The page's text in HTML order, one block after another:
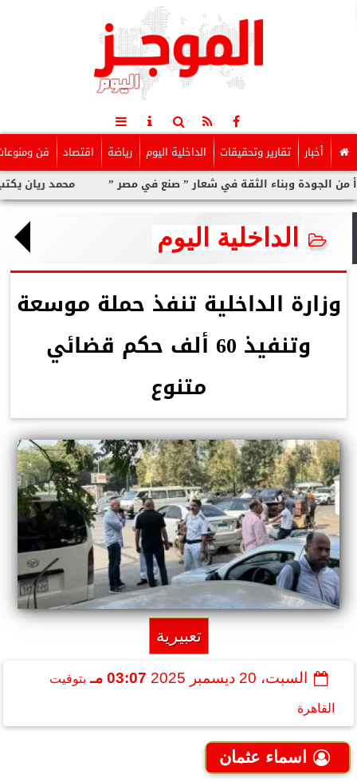
أخبار تقارير وتحقيقات الداخلية اليوم رياضة اقتصاد فن
محمد ريان يكتب: ماالذى وبناء الثقة في شعار ” صنع في مصر ”
الداخلية اليوم
وزارة الداخلية تنفذ حملة موسعة
وتنفيذ 60 ألف حكم قضائي
متنوع
تعبيرية
السبت، 20 ديسمبر 2025 03:07 مـ بتوقيت
القاهرة
اسماء عثمان